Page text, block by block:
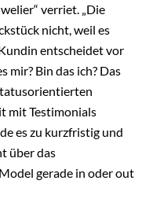
verriet. „Die
nicht, weil es
entscheidet vor
mir? Bin das ich? Das
mit Testimonials
es zu kurzfristig und
über das
gerade in oder out